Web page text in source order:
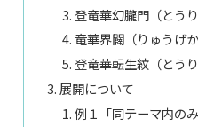
登竜華幻朧門（とう
竜華界闢（りゅうげか
登竜華転生紋（とう
展開について
例１「同テーマ内の